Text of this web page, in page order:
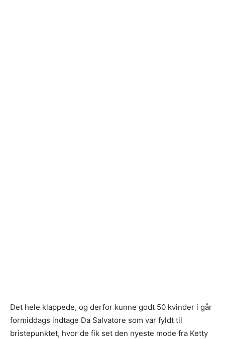
Det hele klappede, og derfor kunne godt 50 kvinder i går
formiddags indtage Da Salvatore som var fyldt til
bristepunktet, hvor de fik set den nyeste mode fra Ketty